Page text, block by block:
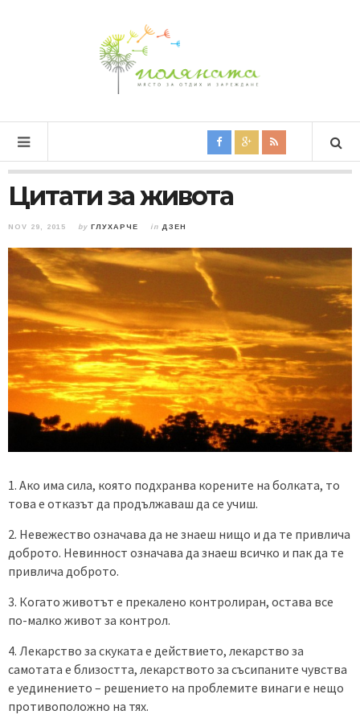
Цитати за живота
NOV 29, 2015 by ГЛУХАРЧЕ in ДЗЕН
Ако има сила, която подхранва корените на болката, то
това е отказът да продължаваш да се учиш.
2. Невежество означава да не знаеш нищо и да те привлича
доброто. Невинност означава да знаеш всичко и пак да те
привлича доброто.
3. Когато животът е прекалено контролиран, остава все
по-малко живот за контрол.
4. Лекарство за скуката е действието, лекарство за
самотата е близостта, лекарството за съсипаните чувства
е уединението – решението на проблемите винаги е нещо
противоположно на тях.